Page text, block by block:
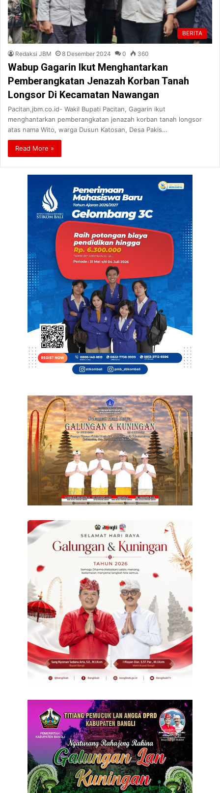
BERITA
Redaksi JBM 8 Desember 2024 0 360
Wabup Gagarin Ikut Menghantarkan
Pemberangkatan Jenazah Korban Tanah
Longsor Di Kecamatan Nawangan
Pacitan,jbm.co.id- Wakil Bupati Pacitan, Gagarin ikut
menghantarkan pemberangkatan jenazah korban tanah longsor
atas nama Wito, warga Dusun Katosan, Desa Pakis…
Read More »